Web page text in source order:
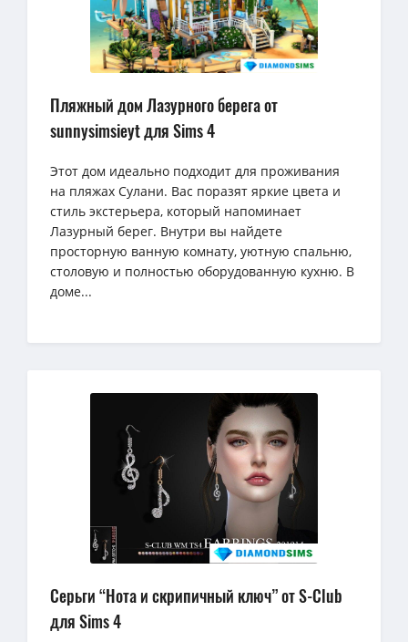
Пляжный дом Лазурного берега от
sunnysimsieyt для Sims 4
Этот дом идеально подходит для проживания
на пляжах Сулани. Вас поразят яркие цвета и
стиль экстерьера, который напоминает
Лазурный берег. Внутри вы найдете
просторную ванную комнату, уютную спальню,
столовую и полностью оборудованную кухню. В
доме...
Серьги “Нота и скрипичный ключ” от S-Club
для Sims 4